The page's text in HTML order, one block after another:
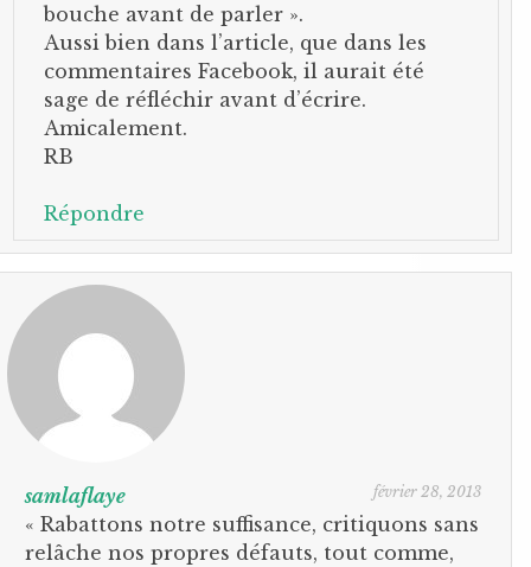
bouche avant de parler ».
Aussi bien dans l’article, que dans les
commentaires Facebook, il aurait été
sage de réfléchir avant d’écrire.
Amicalement.
RB
Répondre
samlaflaye février 28, 2013
« Rabattons notre suffisance, critiquons sans
relâche nos propres défauts, tout comme,